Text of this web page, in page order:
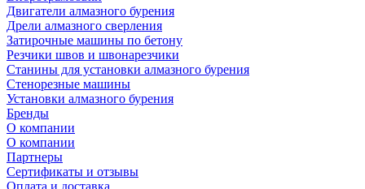
Двигатели алмазного бурения
Дрели алмазного сверления
Затирочные машины по бетону
Резчики швов и швонарезчики
Станины для установки алмазного бурения
Стенорезные машины
Установки алмазного бурения
Бренды
О компании
О компании
Партнеры
Cертификаты и отзывы
Оплата и доставка